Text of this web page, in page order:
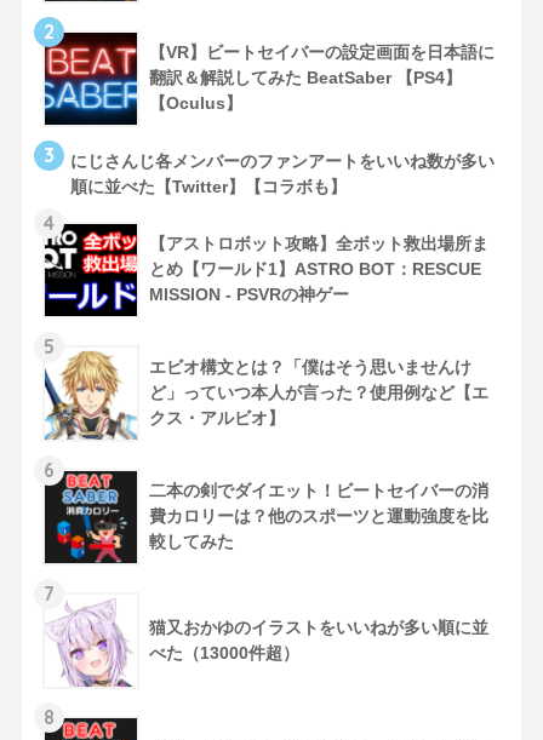
2
【VR】ビートセイバーの設定画面を日本語に
翻訳＆解説してみた BeatSaber 【PS4】
【Oculus】
3
にじさんじ各メンバーのファンアートをいいね数が多い
順に並べた【Twitter】【コラボも】
4
【アストロボット攻略】全ボット救出場所ま
とめ【ワールド1】ASTRO BOT：RESCUE
MISSION - PSVRの神ゲー
5
エビオ構文とは？「僕はそう思いませんけ
ど」っていつ本人が言った？使用例など【エ
クス・アルビオ】
6
二本の剣でダイエット！ビートセイバーの消
費カロリーは？他のスポーツと運動強度を比
較してみた
7
猫又おかゆのイラストをいいねが多い順に並
べた（13000件超）
8